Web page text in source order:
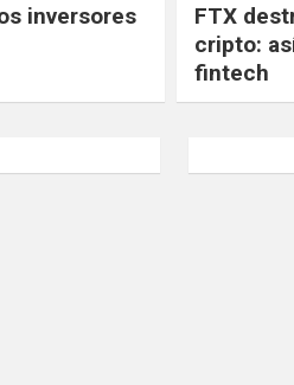
inversores
FTX
cripto:
fintech